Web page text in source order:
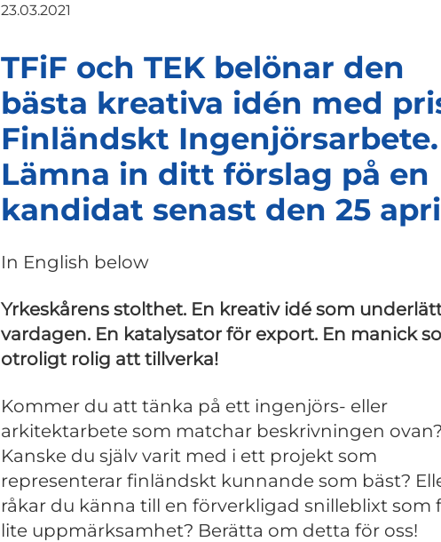
23.03.2021
TFiF och TEK belönar den
bästa kreativa idén med
Finländskt Ingenjörsarbete.
Lämna in ditt förslag på en
kandidat senast den 25
In English below
Yrkeskårens stolthet. En kreativ idé som
vardagen. En katalysator för export. En manick
otroligt rolig att tillverka!
Kommer du att tänka på ett ingenjörs- eller
arkitektarbete som matchar beskrivningen ovan?
Kanske du själv varit med i ett projekt som
representerar finländskt kunnande som bäst?
råkar du känna till en förverkligad snilleblixt som
lite uppmärksamhet? Berätta om detta för oss!